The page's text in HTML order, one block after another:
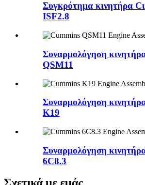
Συγκρότημα κινητήρα
ISF2.8
Συναρμολόγηση
QSM11
Συναρμολόγηση
K19
Συναρμολόγηση
6C8.3
Σχετικά με εμάς